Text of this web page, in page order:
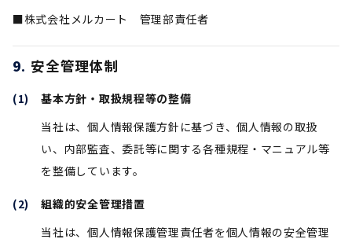
■株式会社メルカート 管理部責任者
安全管理体制
基本方針・取扱規程等の整備
当社は、個人情報保護方針に基づき、個人情報の取扱
い、内部監査、委託等に関する各種規程・マニュアル等
を整備しています。
組織的安全管理措置
当社は、個人情報保護管理責任者を個人情報の安全管理